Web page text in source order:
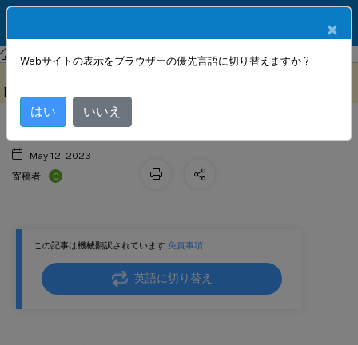
NetScaler NetScaler 14.1 クラスタリング
この記事は機械翻訳されています.免責事項
英語に切り替え
クラスターバックプレーンでのステア
リングの無効化
May 12, 2023
寄稿者:
C
×
Webサイトの表示をブラウザーの優先言語に切り替えますか ?
はい いいえ